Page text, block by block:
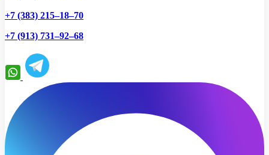
+7 (383) 215–18–70
+7 (913) 731–92–68